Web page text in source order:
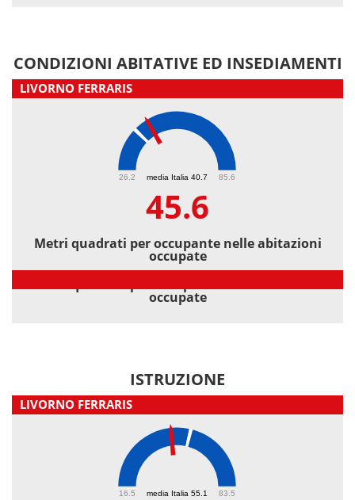
CONDIZIONI ABITATIVE ED INSEDIAMENTI
LIVORNO FERRARIS
media Italia 40.7
26.2 85.6
45.6
Metri quadrati per occupante nelle abitazioni
occupate
occupate
ISTRUZIONE
LIVORNO FERRARIS
media Italia 55.1
16.5 83.5